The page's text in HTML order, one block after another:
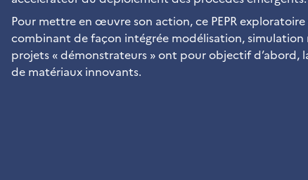
Pour mettre en œuvre son action, ce PEPR
combinant de façon intégrée modélisation, simulation
projets « démonstrateurs » ont pour objectif d’abord,
de matériaux innovants.